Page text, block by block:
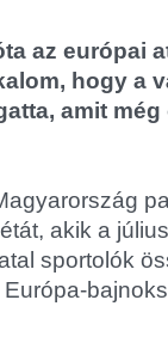
az európai
hogy a
amit
akik a
sportolók